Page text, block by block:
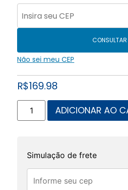
CONSULTAR
Não sei meu CEP
R$169.98
ADICIONAR AO
Simulação de frete